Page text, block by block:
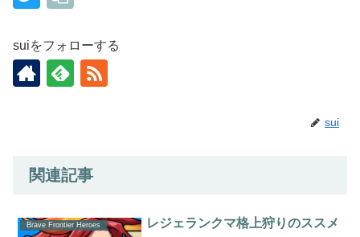
suiをフォローする
sui
関連記事
Brave Frontier Heroes レジェランクマ格上狩りのススメ